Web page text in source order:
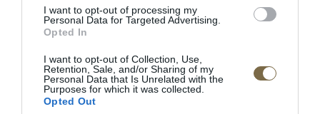
I want to opt-out of processing my
Personal Data for Targeted Advertising.
Opted In
I want to opt-out of Collection, Use,
Retention, Sale, and/or Sharing of my
Personal Data that Is Unrelated with the
Purposes for which it was collected.
Opted Out
hĺbka: 50 cm
Špecifikácia:
- vysoko elastická HR pena,